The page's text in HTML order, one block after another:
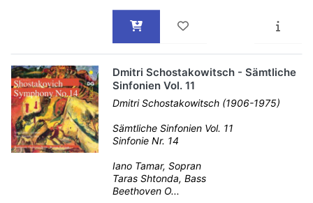
Dmitri Schostakowitsch - Sämtliche
Sinfonien Vol. 11
Dmitri Schostakowitsch (1906-1975)
Sämtliche Sinfonien Vol. 11
Sinfonie Nr. 14
Iano Tamar, Sopran
Taras Shtonda, Bass
Beethoven O...